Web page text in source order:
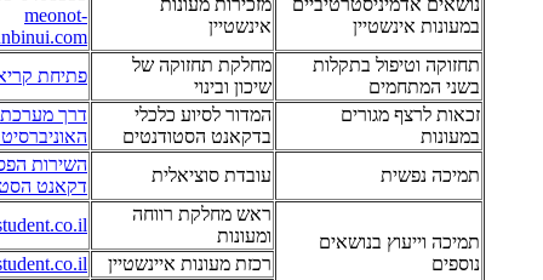
נושאים אדמיניסטרטיביים
במעונות אינשטיין
מזכירות מעונות
אינשטיין
meonot-
תחזוקה וטיפול בתקלות
בשני המתחמים
מחלקת תחזוקה של
שיכון ובינוי
פתיחת
זכאות לרצף מגורים
במעונות
המדור לסיוע כלכלי
בדקאנט הסטודנטים
דרך מערכת
תמיכה נפשית
עובדת סוציאלית
השירות
דקאנט
תמיכה וייעוץ בנושאים
נוספים
ראש מחלקת רווחה
ומעונות
רכזת מעונות איינשטיין